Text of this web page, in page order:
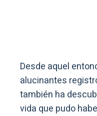
Desde aquel
alucinantes
también ha
vida que pudo